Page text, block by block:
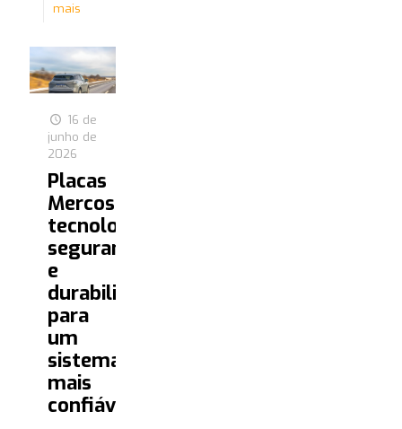
mais
16 de
junho de
2026
Placas
Mercosul:
tecnologia,
segurança
e
durabilidade
para
um
sistema
mais
confiável